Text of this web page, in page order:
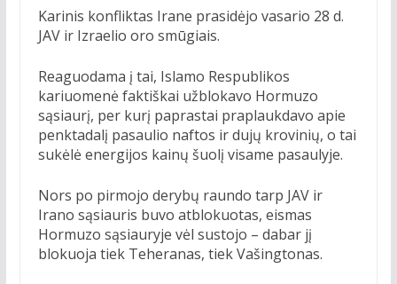
Karinis konfliktas Irane prasidėjo vasario 28 d.
JAV ir Izraelio oro smūgiais.
Reaguodama į tai, Islamo Respublikos
kariuomenė faktiškai užblokavo Hormuzo
sąsiaurį, per kurį paprastai praplaukdavo apie
penktadalį pasaulio naftos ir dujų krovinių, o tai
sukėlė energijos kainų šuolį visame pasaulyje.
Nors po pirmojo derybų raundo tarp JAV ir
Irano sąsiauris buvo atblokuotas, eismas
Hormuzo sąsiauryje vėl sustojo – dabar jį
blokuoja tiek Teheranas, tiek Vašingtonas.